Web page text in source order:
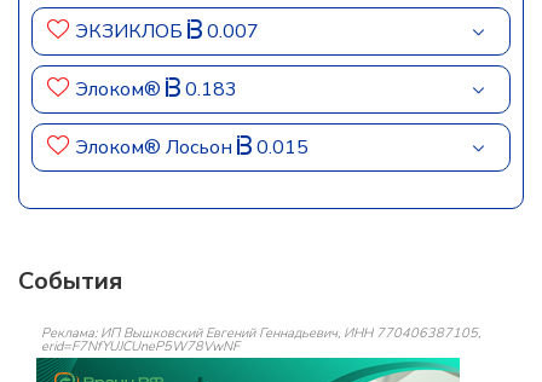
ЭКЗИКЛОБ 0.007
Элоком® 0.183
Элоком® Лосьон 0.015
События
Реклама: ИП Вышковский Евгений Геннадьевич, ИНН 770406387105,
erid=F7NfYUJCUneP5W78VwNF